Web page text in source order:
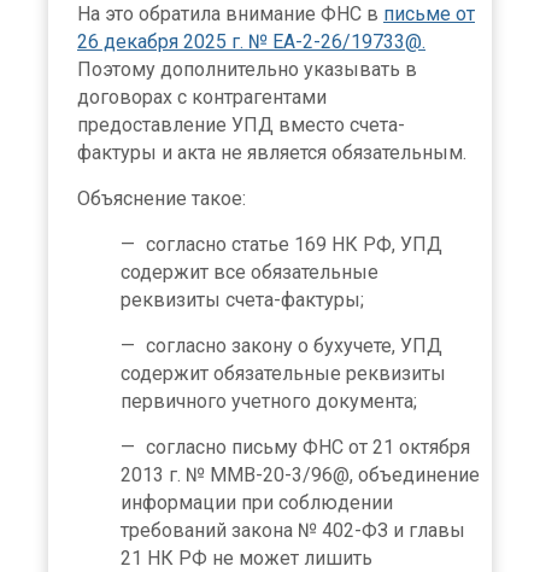
На это обратила внимание ФНС в письме от
26 декабря 2025 г. № ЕА-2-26/19733@.
Поэтому дополнительно указывать в
договорах с контрагентами
предоставление УПД вместо счета-
фактуры и акта не является обязательным.
Объяснение такое:
согласно статье 169 НК РФ, УПД
содержит все обязательные
реквизиты счета-фактуры;
согласно закону о бухучете, УПД
содержит обязательные реквизиты
первичного учетного документа;
согласно письму ФНС от 21 октября
2013 г. № ММВ-20-3/96@, объединение
информации при соблюдении
требований закона № 402-ФЗ и главы
21 НК РФ не может лишить